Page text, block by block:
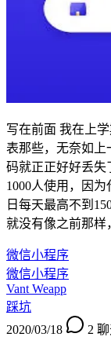
写在前面 我在上
表那些，无奈如上
码就正正好好丢失
1000人使用，因
日每天最高不到
就没有像之前那
微信小程序
微信小程序
Vant Weapp
踩坑
2020/03/18
2